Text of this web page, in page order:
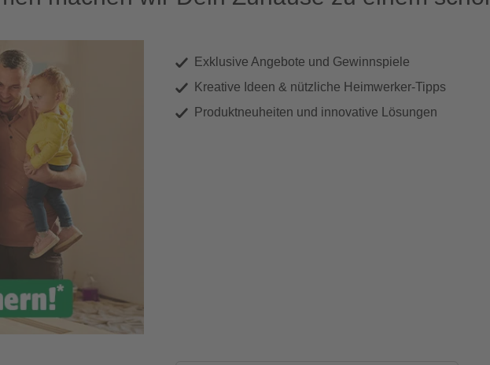
Exklusive Angebote und Gewinnspiele
Kreative Ideen & nützliche Heimwerker-Tipps
Produktneuheiten und innovative Lösungen